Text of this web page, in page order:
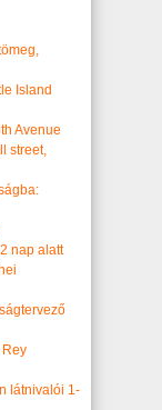
Island
Avenue
street,
nap alatt
látnivalói 1-